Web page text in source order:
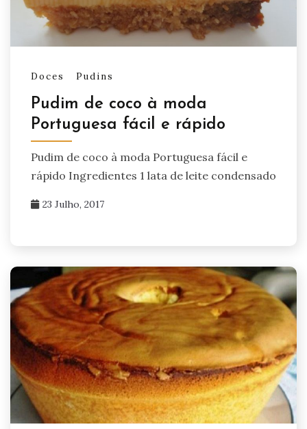
Doces Pudins
Pudim de coco à moda
Portuguesa fácil e rápido
Pudim de coco à moda Portuguesa fácil e
rápido Ingredientes 1 lata de leite condensado
23 Julho, 2017